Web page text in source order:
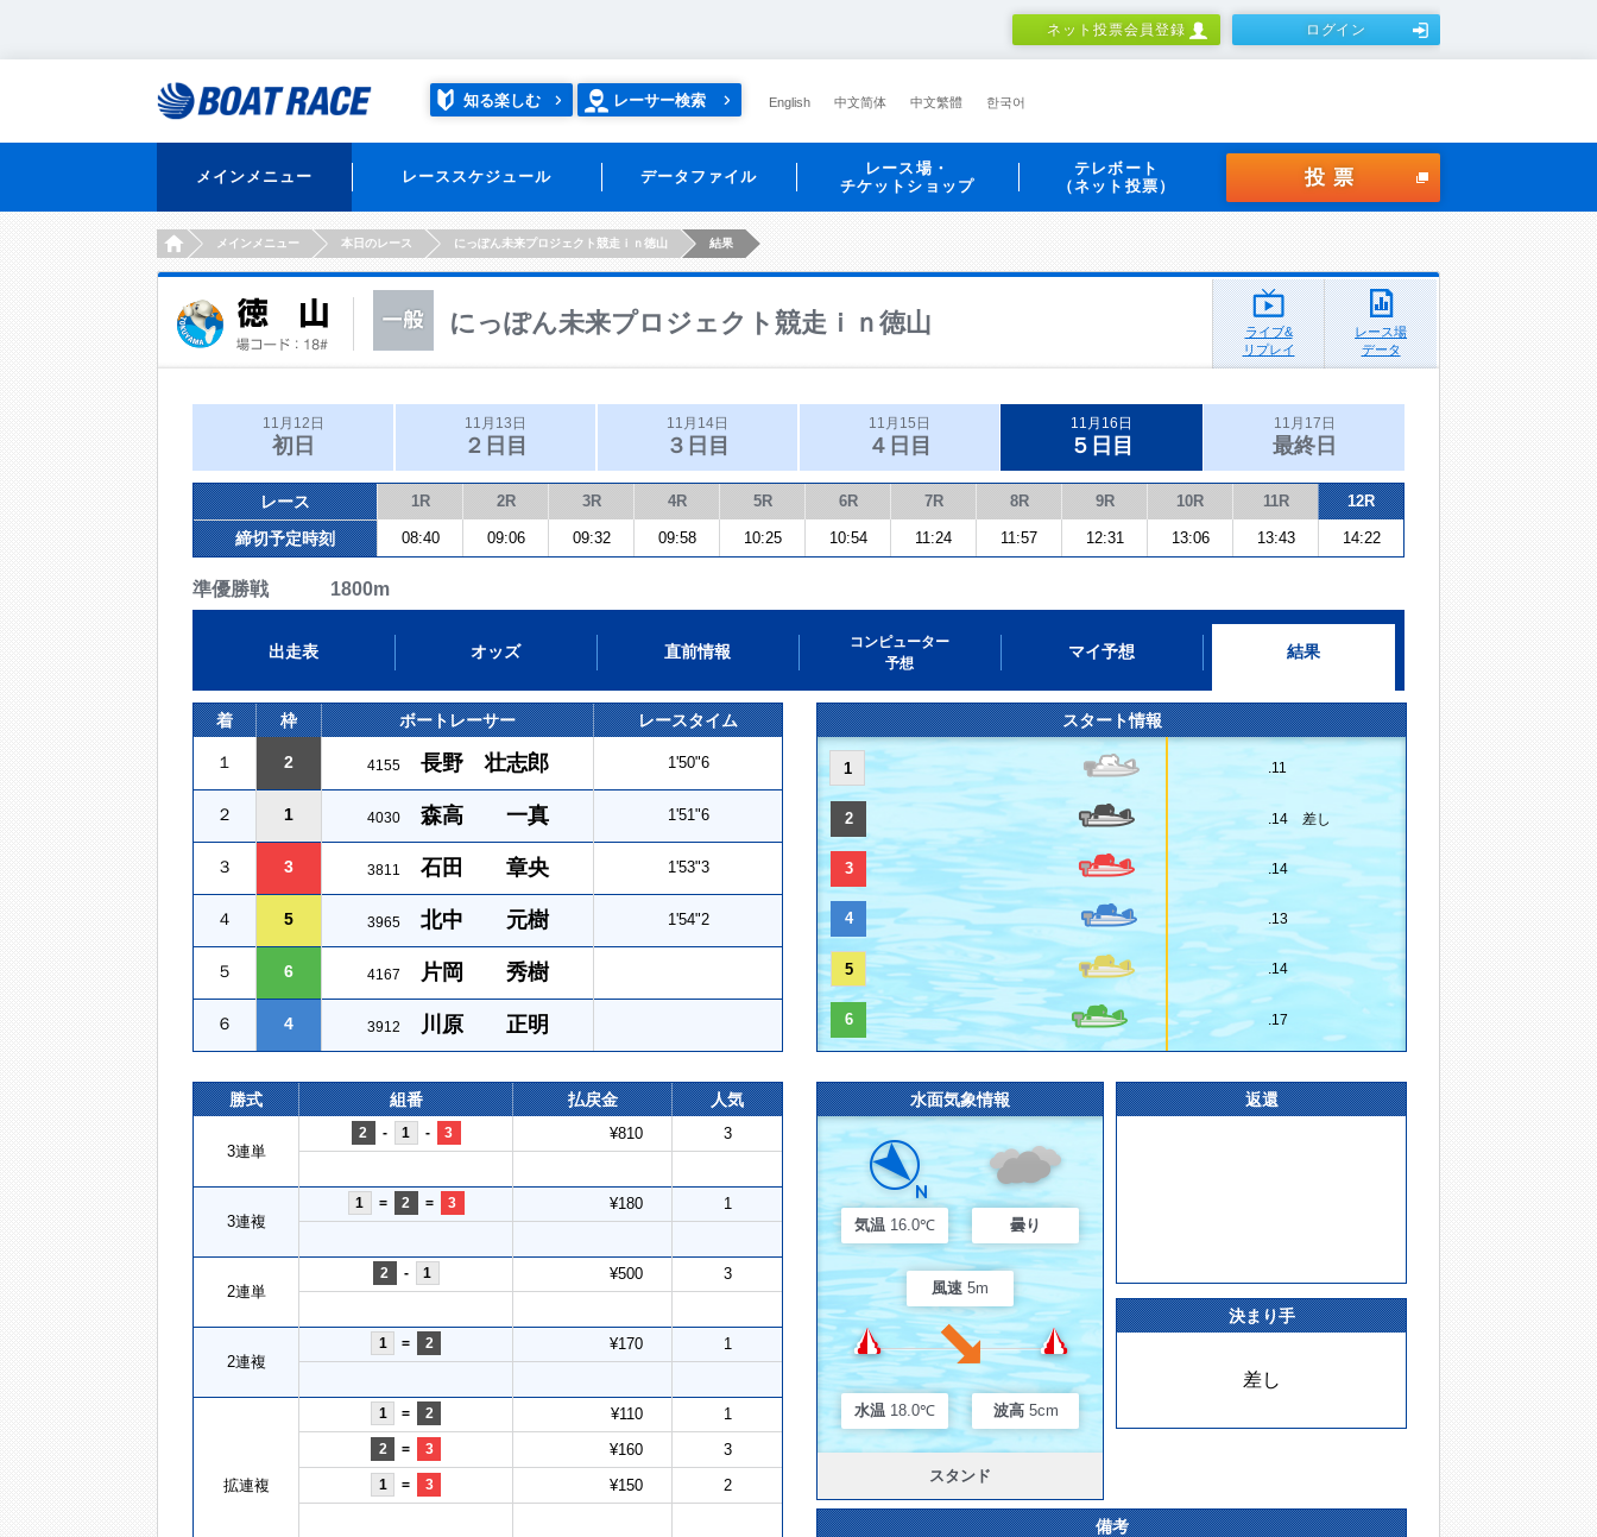
ネット投票会員登録 ログイン
知る楽しむ レーサー検索 English 中文简体 中文繁體 한국어
メインメニュー レーススケジュール データファイル
レース場・
チケットショップ
テレボート
（ネット投票）
投票
HOMEメインメニュー 本日のレース にっぽん未来プロジェクト競走ｉｎ徳山 結果
にっぽん未来プロジェクト競走ｉｎ徳山
ライブ&
リプレイ
レース場
データ
11月12日
初日
11月13日
２日目
11月14日
３日目
11月15日
４日目
11月16日
５日目
11月17日
最終日
レース 1R 2R 3R 4R 5R 6R 7R 8R 9R 10R 11R 12R
締切予定時刻 08:40 09:06 09:32 09:58 10:25 10:54 11:24 11:57 12:31 13:06 13:43 14:22
準優勝戦 1800m
出走表 オッズ 直前情報
コンピューター
予想
マイ予想 結果
着 枠 ボートレーサー レースタイム
１ 2 4155 長野 壮志郎 1'50"6
２ 1 4030 森高 一真 1'51"6
３ 3 3811 石田 章央 1'53"3
４ 5 3965 北中 元樹 1'54"2
５ 6 4167 片岡 秀樹
６ 4 3912 川原 正明
スタート情報
1 .11
2 .14 差し
3 .14
4 .13
5 .14
6 .17
勝式 組番 払戻金 人気
3連単
2 - 1 - 3 ¥810 3
3連複
1 = 2 = 3 ¥180 1
2連単
2 - 1 ¥500 3
2連複
1 = 2 ¥170 1
拡連複
1 = 2 ¥110 1
2 = 3 ¥160 3
1 = 3 ¥150 2
水面気象情報
気温 16.0℃ 曇り
風速 5m
水温 18.0℃ 波高 5cm
スタンド
返還
決まり手
差し
備考